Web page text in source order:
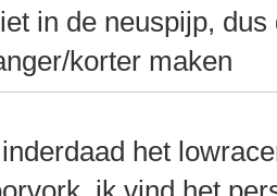
in de neuspijp,
korter maken
het